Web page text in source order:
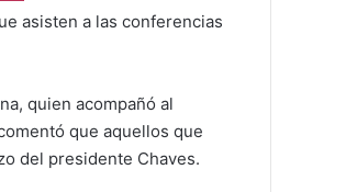
asisten a las conferencias
quien acompañó al
que aquellos que
del presidente Chaves.